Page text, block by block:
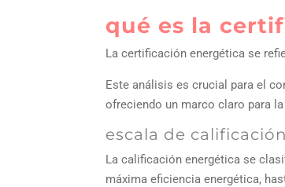
qué es la
La certificación energética se
Este análisis es crucial para el
ofreciendo un marco claro para
escala de
La calificación energética se
máxima eficiencia energética,